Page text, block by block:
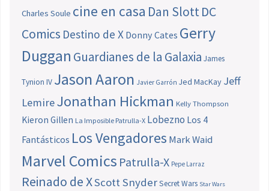
Charles Soule cine en casa Dan SlottDC
Comics Destino de X Donny Cates Gerry
Duggan Guardianes de la Galaxia James
Tynion IV Jason Aaron Javier Garrón Jed MacKay Jeff
LemireJonathan Hickman Kelly Thompson
Kieron Gillen La Imposible Patrulla-X Lobezno Los 4
Fantásticos Los Vengadores Mark Waid
Marvel Comics Patrulla-X Pepe Larraz
Reinado de XScott SnyderSecret Wars Star Wars